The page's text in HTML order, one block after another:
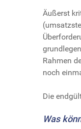
Äußerst
Rahmen
noch
Die
Was